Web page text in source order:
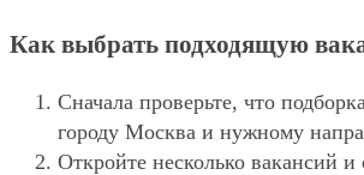
Как выбрать подходящую
Сначала проверьте, что
городу Москва и нужному
Откройте несколько вакансий и